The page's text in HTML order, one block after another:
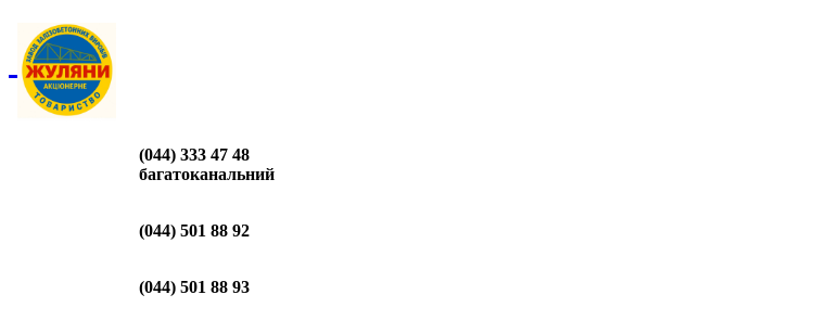
(044) 333 47 48
багатоканальний
(044) 501 88 92
(044) 501 88 93